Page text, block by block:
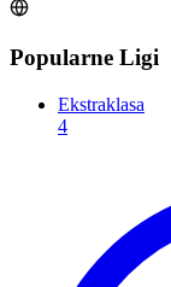
Popularne Ligi
Ekstraklasa
4